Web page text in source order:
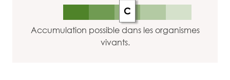
C
Accumulation possible dans les organismes
vivants.